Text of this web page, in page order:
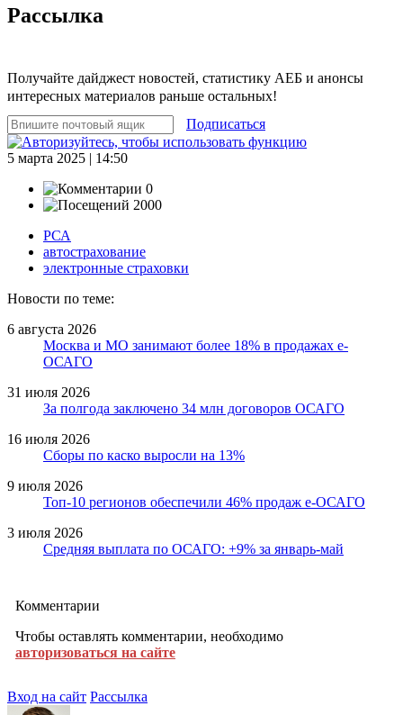
Рассылка
Получайте дайджест новостей, статистику АЕБ и анонсы
интересных материалов раньше остальных!
Подписаться
5 марта 2025 | 14:50
0
2000
РСА
автострахование
электронные страховки
Новости по теме:
6 августа 2026
Москва и МО занимают более 18% в продажах е-
ОСАГО
31 июля 2026
За полгода заключено 34 млн договоров ОСАГО
16 июля 2026
Сборы по каско выросли на 13%
9 июля 2026
Топ-10 регионов обеспечили 46% продаж е-ОСАГО
3 июля 2026
Средняя выплата по ОСАГО: +9% за январь-май
Комментарии
Чтобы оставлять комментарии, необходимо
авторизоваться на сайте
Вход на сайт Рассылка